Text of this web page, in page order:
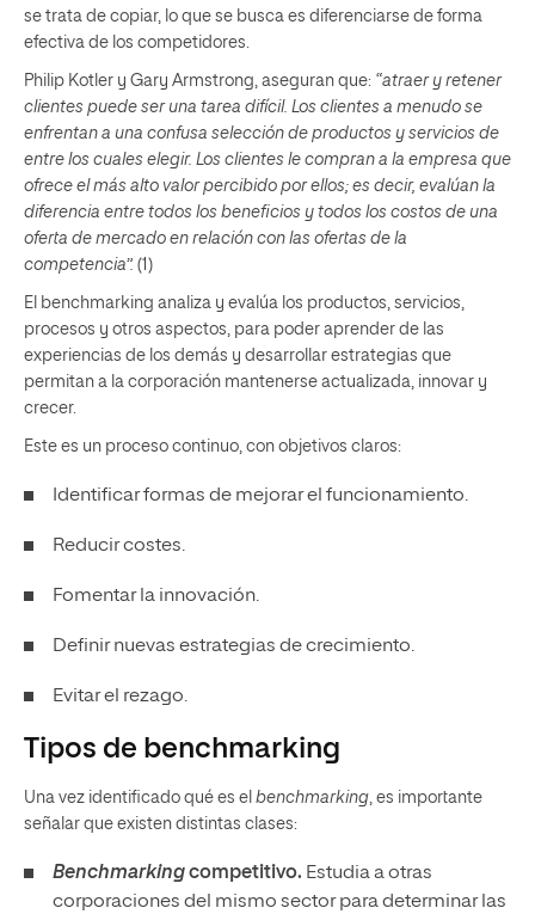
se trata de copiar, lo que se busca es diferenciarse de forma
efectiva de los competidores.
Philip Kotler y Gary Armstrong, aseguran que: “atraer y retener
clientes puede ser una tarea difícil. Los clientes a menudo se
enfrentan a una confusa selección de productos y servicios de
entre los cuales elegir. Los clientes le compran a la empresa que
ofrece el más alto valor percibido por ellos; es decir, evalúan la
diferencia entre todos los beneficios y todos los costos de una
oferta de mercado en relación con las ofertas de la
competencia”. (1)
El benchmarking analiza y evalúa los productos, servicios,
procesos y otros aspectos, para poder aprender de las
experiencias de los demás y desarrollar estrategias que
permitan a la corporación mantenerse actualizada, innovar y
crecer.
Este es un proceso continuo, con objetivos claros:
Identificar formas de mejorar el funcionamiento.
Reducir costes.
Fomentar la innovación.
Definir nuevas estrategias de crecimiento.
Evitar el rezago.
Tipos de benchmarking
Una vez identificado qué es el benchmarking , es importante
señalar que existen distintas clases:
Benchmarkingcompetitivo. Estudia a otras
corporaciones del mismo sector para determinar las